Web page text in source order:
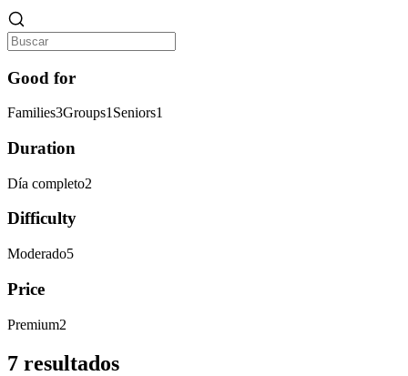
Good for
Families3Groups1 Seniors1
Duration
Día completo2
Difficulty
Moderado5
Price
Premium2
7 resultados